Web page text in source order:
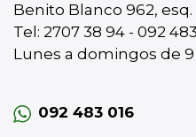
Benito Blanco 962, esq.
Tel: 2707 38 94 - 092
Lunes a domingos de 9
092 483 016